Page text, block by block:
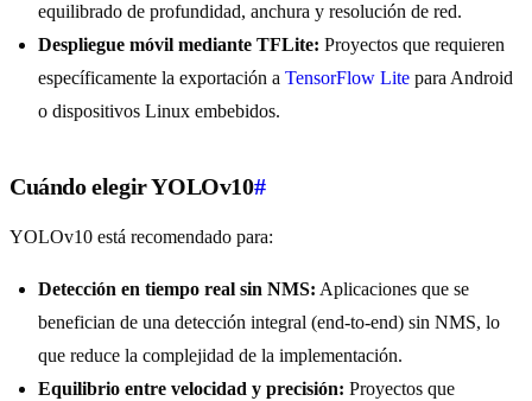
equilibrado de profundidad, anchura y resolución de red.
Despliegue móvil mediante TFLite: Proyectos que requieren
específicamente la exportación a TensorFlow Lite para Android
o dispositivos Linux embebidos.
Cuándo elegir YOLOv10#
YOLOv10 está recomendado para:
Detección en tiempo real sin NMS: Aplicaciones que se
benefician de una detección integral (end-to-end) sin NMS, lo
que reduce la complejidad de la implementación.
Equilibrio entre velocidad y precisión: Proyectos que